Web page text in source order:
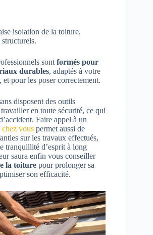
isolation de la toiture,
structurels.
sont formés pour
durables, adaptés à votre
et pour les poser correctement.
disposent des outils
en toute sécurité, ce qui
Faire appel à un
vous permet aussi de
sur les travaux effectués,
tranquillité d’esprit à long
saura enfin vous conseiller
la toiture pour prolonger sa
son efficacité.